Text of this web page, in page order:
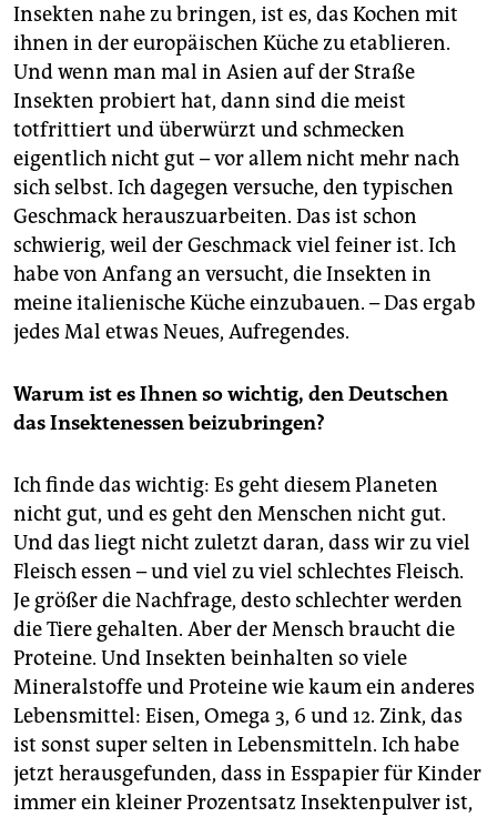
Insekten nahe zu bringen, ist es, das Kochen mit
ihnen in der europäischen Küche zu etablieren.
Und wenn man mal in Asien auf der Straße
Insekten probiert hat, dann sind die meist
totfrittiert und überwürzt und schmecken
eigentlich nicht gut – vor allem nicht mehr nach
sich selbst. Ich dagegen versuche, den typischen
Geschmack herauszuarbeiten. Das ist schon
schwierig, weil der Geschmack viel feiner ist. Ich
habe von Anfang an versucht, die Insekten in
meine italienische Küche einzubauen. – Das ergab
jedes Mal etwas Neues, Aufregendes.
Warum ist es Ihnen so wichtig, den Deutschen
das Insektenessen beizubringen?
Ich finde das wichtig: Es geht diesem Planeten
nicht gut, und es geht den Menschen nicht gut.
Und das liegt nicht zuletzt daran, dass wir zu viel
Fleisch essen – und viel zu viel schlechtes Fleisch.
Je größer die Nachfrage, desto schlechter werden
die Tiere gehalten. Aber der Mensch braucht die
Proteine. Und Insekten beinhalten so viele
Mineralstoffe und Proteine wie kaum ein anderes
Lebensmittel: Eisen, Omega 3, 6 und 12. Zink, das
ist sonst super selten in Lebensmitteln. Ich habe
jetzt herausgefunden, dass in Esspapier für Kinder
immer ein kleiner Prozentsatz Insektenpulver ist,